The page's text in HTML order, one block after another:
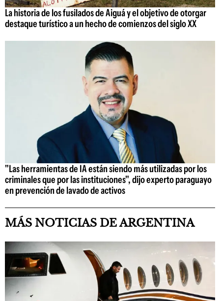
La historia de los fusilados de Aiguá y el objetivo de otorgar
destaque turístico a un hecho de comienzos del siglo XX
"Las herramientas de IA están siendo más utilizadas por los
criminales que por las instituciones", dijo experto paraguayo
en prevención de lavado de activos
MÁS NOTICIAS DE ARGENTINA